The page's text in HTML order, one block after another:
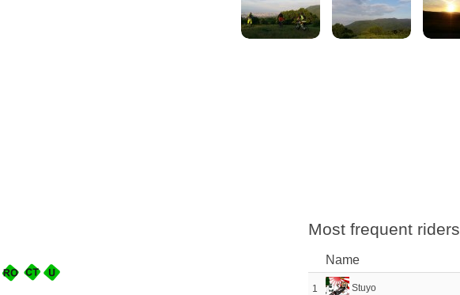
Most frequent riders
Name
1 Stuyo